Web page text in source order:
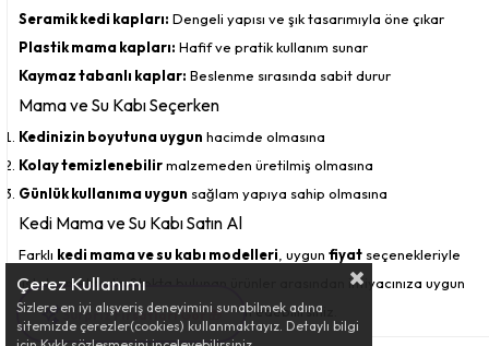
Seramik kedi kapları: Dengeli yapısı ve şık tasarımıyla öne çıkar
Plastik mama kapları: Hafif ve pratik kullanım sunar
Kaymaz tabanlı kaplar: Beslenme sırasında sabit durur
Mama ve Su Kabı Seçerken
Kedinizin boyutuna uygun hacimde olmasına
Kolay temizlenebilirmalzemeden üretilmiş olmasına
Günlük kullanıma uygun sağlam yapıya sahip olmasına
Kedi Mama ve Su Kabı Satın Al
Farklı kedi mama ve su kabı modelleri , uygun fiyat seçenekleriyle
listelenmektedir. Stokta bulunan ürünler arasından ihtiyacınıza uygun
modeli hızlı ve güvenli şekilde tercih edebilirsiniz.
Çerez Kullanımı
Sizlere en iyi alışveriş deneyimini sunabilmek adına
sitemizde çerezler(cookies) kullanmaktayız. Detaylı bilgi
Tüylü Dostunu Mutlu Et 🐾